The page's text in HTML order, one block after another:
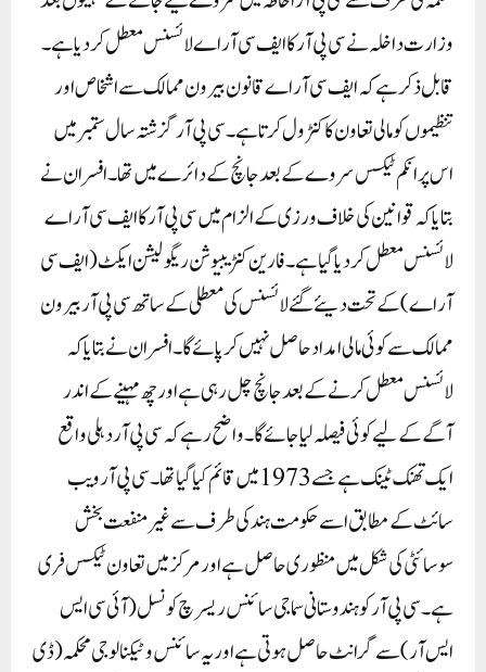
وزارت داخلہ نے سی پی آر کا ایف سی آر اے لائسنس معطل کر دیا ہے۔
قابل ذکر ہے کہ ایف سی آر اے قانون بیرون ممالک سے اشخاص اور
تنظیموں کو مالی تعاون کا کنٹرول کرتا ہے۔ سی پی آر گزشتہ سال ستمبر میں
اس پر انکم ٹیکس سروے کے بعد جانچ کے دائرے میں تھا۔ افسران نے
بتایا کہ قوانین کی خلاف ورزی کے الزام میں سی پی آر کا ایف سی آر اے
لائسنس معطل کر دیا گیا ہے۔فارین کنٹریبیوشن ریگولیشن ایکٹ (ایف سی
آر اے) کے تحت دیئے گئے لائسنس کی معطلی کے ساتھ سی پی آر بیرون
ممالک سے کوئی مالی امداد حاصل نہیں کر پائے گا۔ افسران نے بتایا کہ
لائسنس معطل کرنے کے بعد جانچ چل رہی ہے اور چھ مہینے کے اندر
آگے کے لیے کوئی فیصلہ لیا جائے گا۔واضح رہے کہ سی پی آر دہلی واقع
ایک تھنک ٹینک ہے جسے 1973 میں قائم کیا گیا تھا۔ سی پی آر ویب
سائٹ کے مطابق اسے حکومت ہند کی طرف سے غیر منفعت بخش
سوسائٹی کی شکل میں منظوری حاصل ہے اور مرکز میں تعاون ٹیکس فری
ہے۔ سی پی آر کو ہندوستانی سماجی سائنس ریسرچ کونسل (آئی سی ایس
ایس آر) سے گرانٹ حاصل ہوتی ہے اور یہ سائنس و ٹیکنالوجی محکمہ (ڈی